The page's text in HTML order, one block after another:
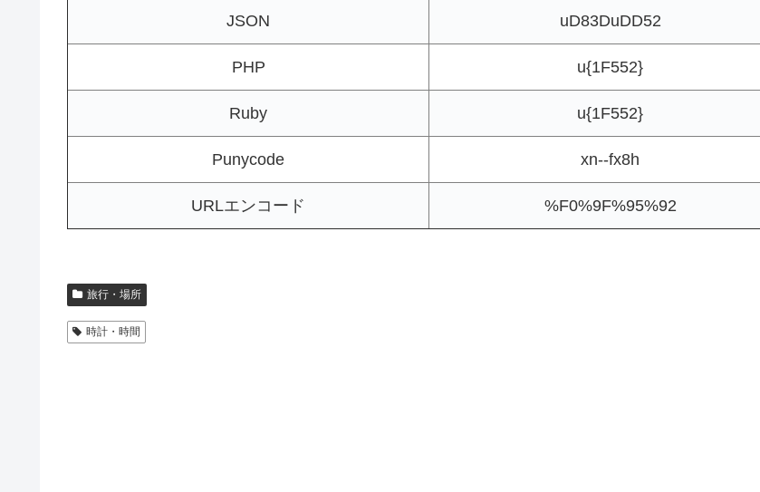
JSON uD83DuDD52
PHP u{1F552}
Ruby u{1F552}
Punycode xn--fx8h
URLエンコード %F0%9F%95%92
旅行・場所
時計・時間